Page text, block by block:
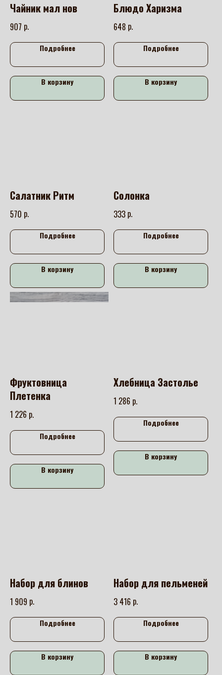
Чайник мал нов
907 р.
Подробнее
В корзину
Блюдо Харизма
648 р.
Подробнее
В корзину
Салатник Ритм
570 р.
Подробнее
В корзину
Солонка
333 р.
Подробнее
В корзину
Фруктовница
Плетенка
1 226 р.
Подробнее
В корзину
Хлебница Застолье
1 286 р.
Подробнее
В корзину
Набор для блинов
1 909 р.
Подробнее
В корзину
Набор для пельменей
3 416 р.
Подробнее
В корзину